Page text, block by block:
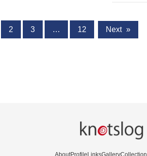
2 3 … 12 Next »
AboutProfile LinksGalleryCollection